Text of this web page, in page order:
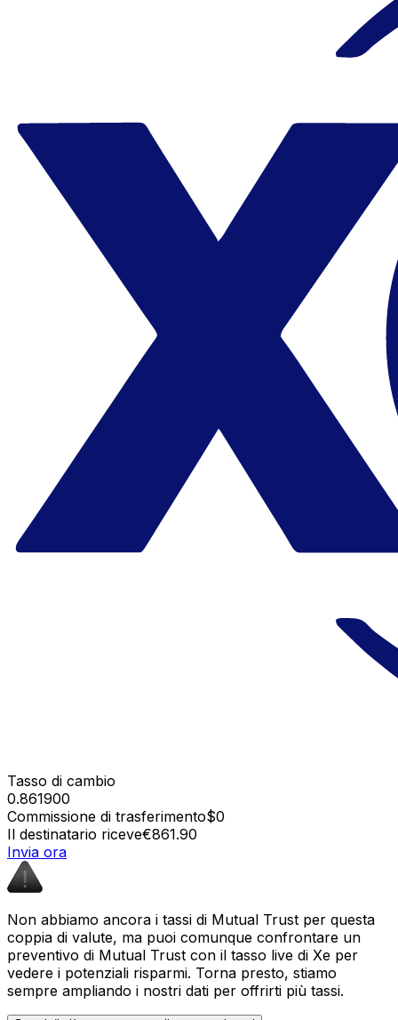
Tasso di cambio
0.861900
Commissione di trasferimento$0
Il destinatario riceve€861.90
Invia ora
Non abbiamo ancora i tassi di Mutual Trust per questa
coppia di valute, ma puoi comunque confrontare un
preventivo di Mutual Trust con il tasso live di Xe per
vedere i potenziali risparmi. Torna presto, stiamo
sempre ampliando i nostri dati per offrirti più tassi.